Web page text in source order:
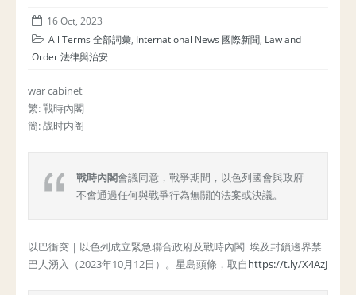
16 Oct, 2023
All Terms 全部詞彙, International News 國際新聞, Law and
Order 法律與治安
war cabinet
繁: 戰時內閣
簡: 战时内阁
戰時內閣會議同意，戰爭期間，以色列國會與政府
不會通過任何與戰爭行為無關的法案或決議。
以巴衝突｜以色列成立緊急聯合政府及戰時內閣 埃及封鎖邊界禁
巴人湧入（2023年10月12日）。星島頭條，取自https://t.ly/X4AzJ